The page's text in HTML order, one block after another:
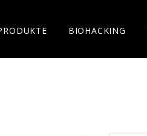
BIOHACKING